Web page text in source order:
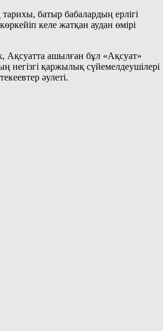
батыр бабалардың ерлігі
келе жатқан аудан өмірі
Ақсуатта ашылған бұл «Ақсуат»
негізгі қаржылық сүйемелдеушілері
әулеті.